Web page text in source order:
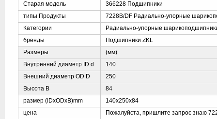
Старая модель
366228 Подшипники
типы Продукты
7228B/DF Радиально-упорные
Категории
Радиально-упорные
бренды
Подшипники ZKL
Размеры
(мм)
Внутренний диаметр ID d
140
Внешний диаметр OD D
250
Высота B
84
размер (IDxODxB)mm
140x250x84
цена
Пожалуйста, пришлите запрос знаю